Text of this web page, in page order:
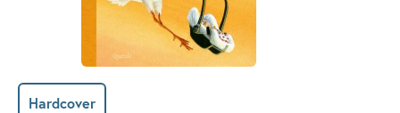
Hardcover